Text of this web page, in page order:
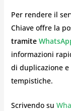
Per rendere il
Chiave offre la
tramite
informazioni
di duplicazione
tempistiche.
Scrivendo su